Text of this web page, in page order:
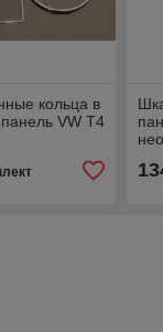
кольца в
VW T4